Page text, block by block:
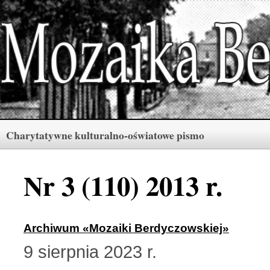
Charytatywne kulturalno-oświatowe pismo
Rubryki
Berdyczów w kronikach
Numery
1 (164) 2026 r. (10)
Menu
Polski informator
Nr 3 (110) 2013 r.
Archiwum «Mozaiki Berdyczowskiej»
9 sierpnia 2023 r.